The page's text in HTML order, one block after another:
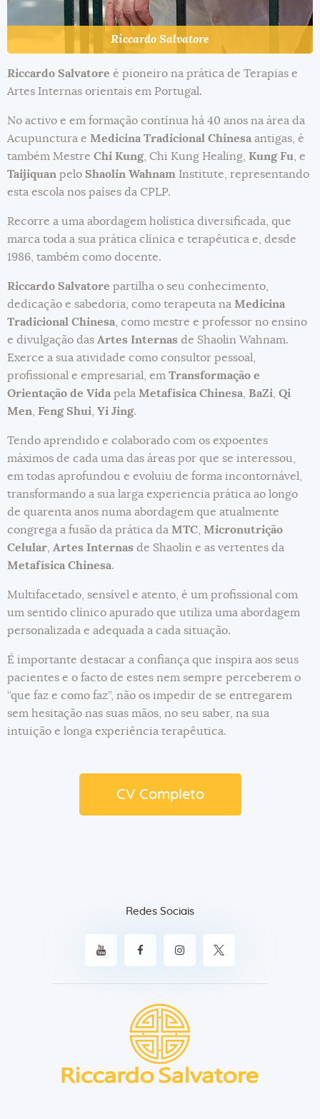
Riccardo Salvatore
Riccardo Salvatore é pioneiro na prática de Terapias e
Artes Internas orientais em Portugal.
No activo e em formação contínua há 40 anos na área da
Acupunctura e Medicina Tradicional Chinesa antigas, é
também Mestre Chi Kung, Chi Kung Healing, Kung Fu, e
Taijiquan pelo Shaolin Wahnam Institute, representando
esta escola nos países da CPLP.
Recorre a uma abordagem holística diversificada, que
marca toda a sua prática clínica e terapêutica e, desde
1986, também como docente.
Riccardo Salvatore partilha o seu conhecimento,
dedicação e sabedoria, como terapeuta na Medicina
Tradicional Chinesa, como mestre e professor no ensino
e divulgação das Artes Internas de Shaolin Wahnam.
Exerce a sua atividade como consultor pessoal,
profissional e empresarial, em Transformação e
Orientação de Vida pela Metafísica Chinesa, BaZi, Qi
Men, Feng Shui, Yi Jing.
Tendo aprendido e colaborado com os expoentes
máximos de cada uma das áreas por que se interessou,
em todas aprofundou e evoluiu de forma incontornável,
transformando a sua larga experiencia prática ao longo
de quarenta anos numa abordagem que atualmente
congrega a fusão da prática da MTC, Micronutrição
Celular, Artes Internas de Shaolin e as vertentes da
Metafísica Chinesa.
Multifacetado, sensível e atento, é um profissional com
um sentido clínico apurado que utiliza uma abordagem
personalizada e adequada a cada situação.
É importante destacar a confiança que inspira aos seus
pacientes e o facto de estes nem sempre perceberem o
“que faz e como faz”, não os impedir de se entregarem
sem hesitação nas suas mãos, no seu saber, na sua
intuição e longa experiência terapêutica.
CV Completo
Redes Sociais